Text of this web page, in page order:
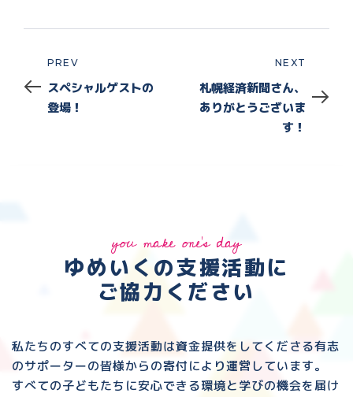
Prev
PREV
スペシャルゲストの
登場！
NEXT
札幌経済新聞さん、
ありがとうございま
す！
you make one's day
ゆめいくの支援活動に
ご協力ください
私たちのすべての支援活動は資金提供をしてくださる有志
のサポーターの皆様からの寄付により運営しています。
すべての子どもたちに安心できる環境と 学びの機会を届け